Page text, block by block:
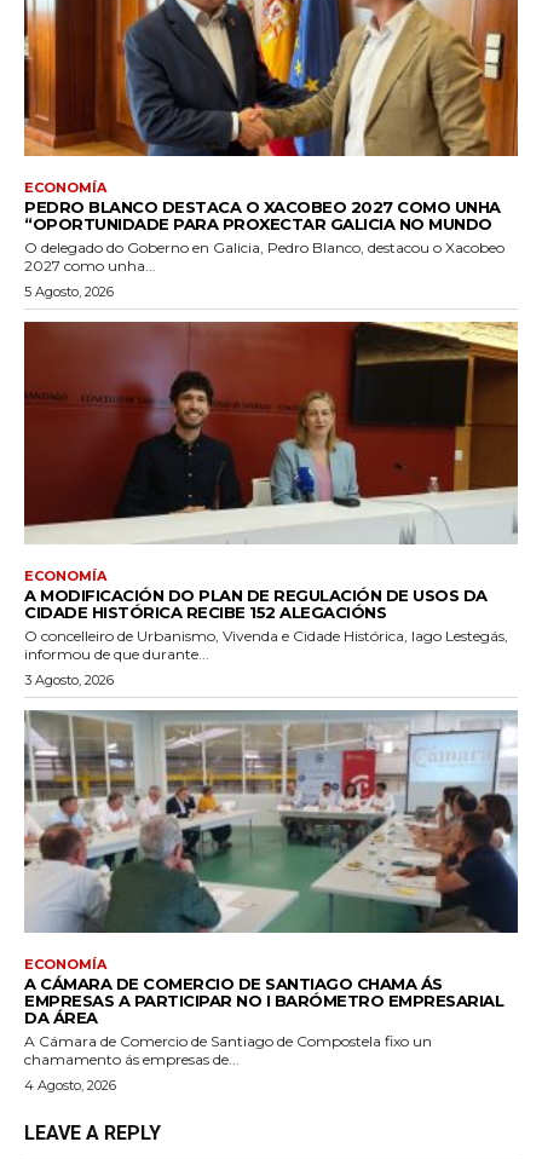
ECONOMÍA
PEDRO BLANCO DESTACA O XACOBEO 2027 COMO UNHA
“OPORTUNIDADE PARA PROXECTAR GALICIA NO MUNDO
O delegado do Goberno en Galicia, Pedro Blanco, destacou o Xacobeo
2027 como unha...
5 Agosto, 2026
ECONOMÍA
A MODIFICACIÓN DO PLAN DE REGULACIÓN DE USOS DA
CIDADE HISTÓRICA RECIBE 152 ALEGACIÓNS
O concelleiro de Urbanismo, Vivenda e Cidade Histórica, Iago Lestegás,
informou de que durante...
3 Agosto, 2026
ECONOMÍA
A CÁMARA DE COMERCIO DE SANTIAGO CHAMA ÁS
EMPRESAS A PARTICIPAR NO I BARÓMETRO EMPRESARIAL
DA ÁREA
A Cámara de Comercio de Santiago de Compostela fixo un
chamamento ás empresas de...
4 Agosto, 2026
LEAVE A REPLY